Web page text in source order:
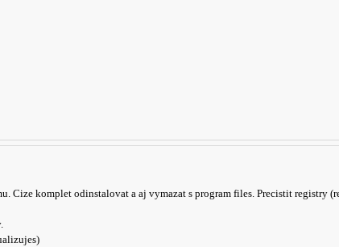
Cize komplet odinstalovat a aj vymazat s program files. Precistit registry